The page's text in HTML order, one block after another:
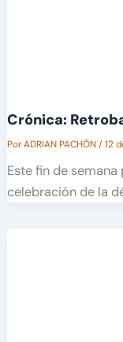
Crónica:
PorADRIAN PACHÓN/12
Este fin de
celebración de la